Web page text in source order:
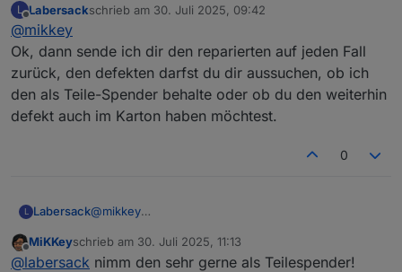
mein System.
Ich hatte drei Stück als funktionierend gekauft. Zwei
davon sind jetzt bei dir….
Der dritte funktioniert in meinem Testaufbau… auch
L
Offline
Labersackschrieb am 30. Juli 2025, 09:42
zuletzt editiert von
@mikkey
Ok, dann sende ich dir den reparierten auf jeden Fall
zurück, den defekten darfst du dir aussuchen, ob ich
den als Teile-Spender behalte oder ob du den weiterhin
defekt auch im Karton haben möchtest.
0
L Labersack@mikkey
Fall zurück, den defekten darfst du dir aussuchen,
ob ich den als Teile-Spender behalte oder ob du
Offline
MiKKeyschrieb am 30. Juli 2025, 11:13
zuletzt editiert von
@labersack nimm den sehr gerne als Teilespender!